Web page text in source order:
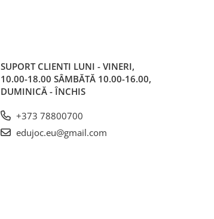
SUPORT CLIENTI LUNI - VINERI,
10.00-18.00 SÂMBĂTĂ 10.00-16.00,
DUMINICĂ - ÎNCHIS
+373 78800700
edujoc.eu@gmail.com